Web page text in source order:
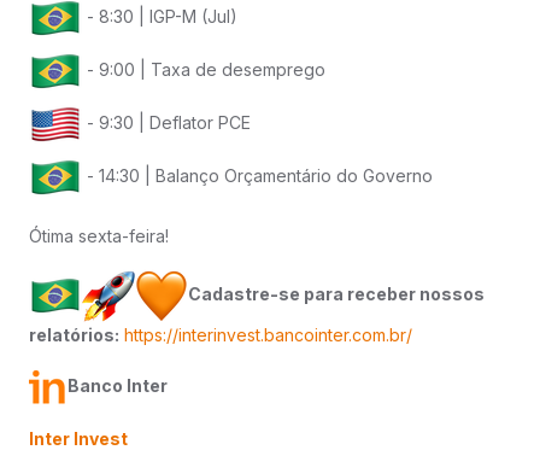
- 8:30 | IGP-M (Jul)
- 9:00 | Taxa de desemprego
- 9:30 | Deflator PCE
- 14:30 | Balanço Orçamentário do Governo
Ótima sexta-feira!
Cadastre-se para receber nossos
relatórios: https://interinvest.bancointer.com.br/
Banco Inter
Inter Invest